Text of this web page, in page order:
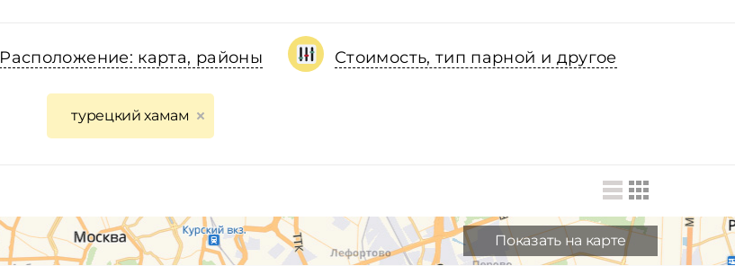
Расположение: карта, районы Стоимость, тип парной и другое
турецкий хамам
Показать на карте